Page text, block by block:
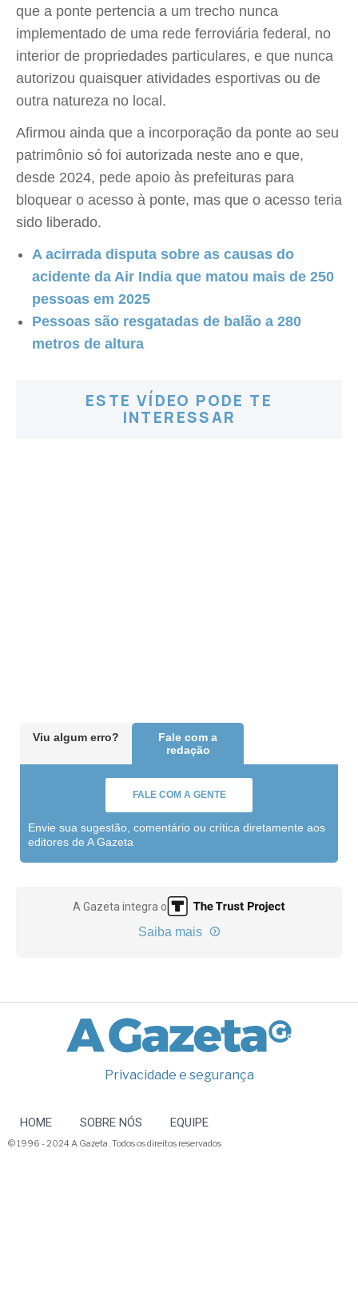
que a ponte pertencia a um trecho nunca
implementado de uma rede ferroviária federal, no
interior de propriedades particulares, e que nunca
autorizou quaisquer atividades esportivas ou de
outra natureza no local.
Afirmou ainda que a incorporação da ponte ao seu
patrimônio só foi autorizada neste ano e que,
desde 2024, pede apoio às prefeituras para
bloquear o acesso à ponte, mas que o acesso teria
sido liberado.
A acirrada disputa sobre as causas do
acidente da Air India que matou mais de 250
pessoas em 2025
Pessoas são resgatadas de balão a 280
metros de altura
ESTE VÍDEO PODE TE
INTERESSAR
Viu algum erro?
Fale com a
redação
FALE COM A GENTE
Envie sua sugestão, comentário ou crítica diretamente aos
editores de A Gazeta
A Gazeta integra o
Saiba mais
Privacidade e segurança
HOME SOBRE NÓS EQUIPE
© 1996 - 2024 A Gazeta. Todos os direitos reservados